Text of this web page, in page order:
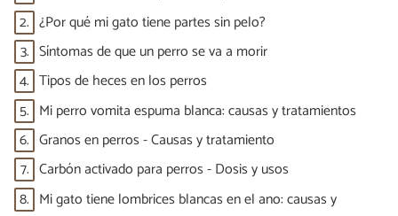
2. ¿Por qué mi gato tiene partes sin pelo?
3. Síntomas de que un perro se va a morir
4. Tipos de heces en los perros
5. Mi perro vomita espuma blanca: causas y tratamientos
6. Granos en perros - Causas y tratamiento
7. Carbón activado para perros - Dosis y usos
8. Mi gato tiene lombrices blancas en el ano: causas y